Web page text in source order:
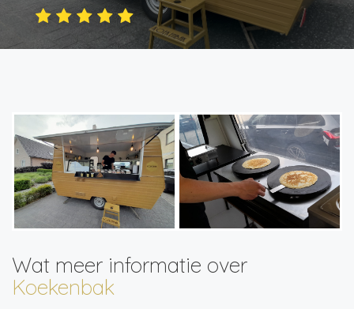
Wat meer informatie over
Koekenbak